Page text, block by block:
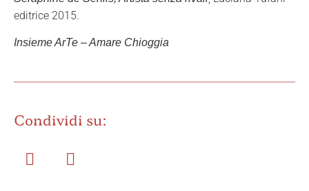
editrice 2015.
Insieme ArTe – Amare Chioggia
Condividi su: